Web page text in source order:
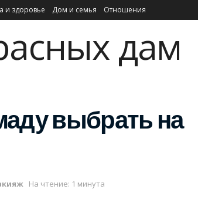
и здоровье Дом и семья Отношения
выбрать на
На чтение: 1 минута